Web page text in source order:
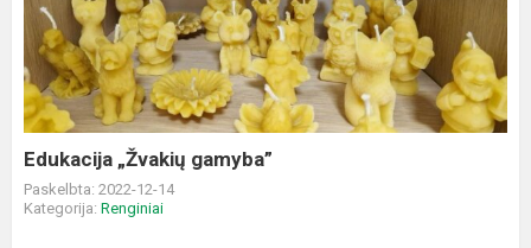
gamyba”
Edukacija „Žvakių gamyba”
Paskelbta: 2022-12-14
Kategorija: Renginiai